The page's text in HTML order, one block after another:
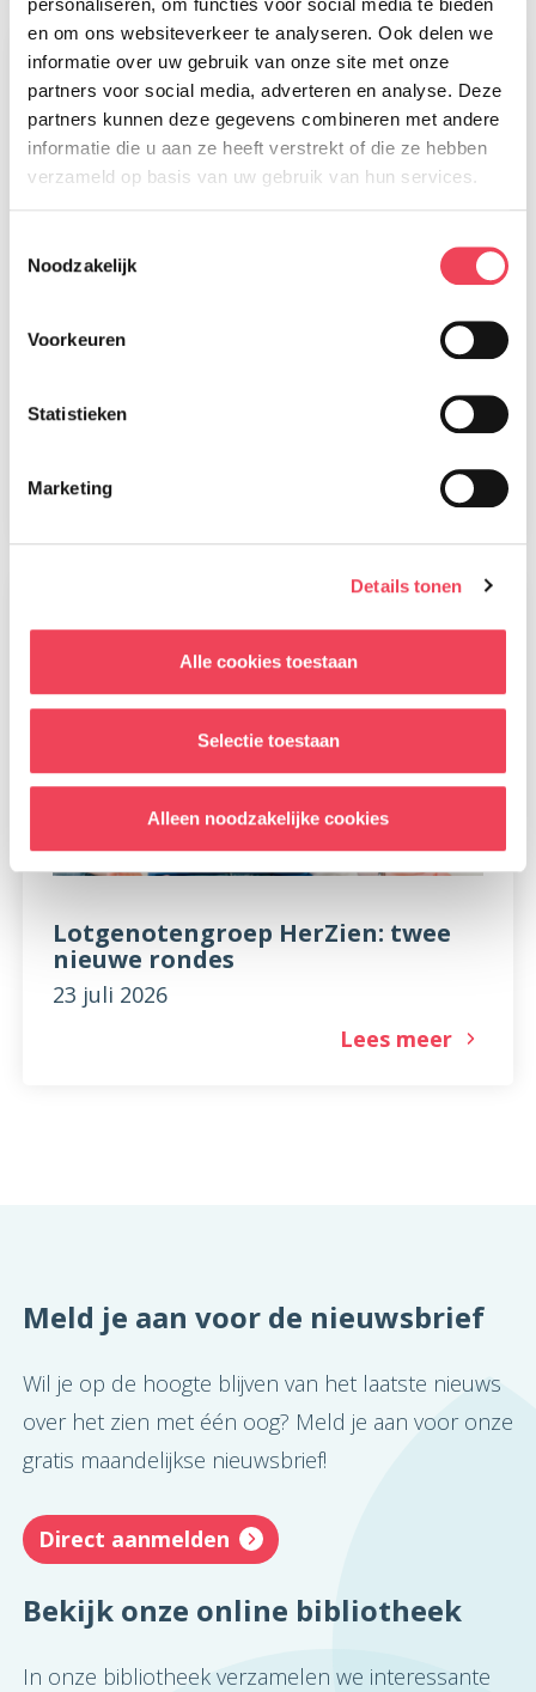
en om ons websiteverkeer te analyseren. Ook delen we
informatie over uw gebruik van onze site met onze
partners voor social media, adverteren en analyse. Deze
partners kunnen deze gegevens combineren met andere
informatie die u aan ze heeft verstrekt of die ze hebben
verzameld op basis van uw gebruik van hun services.
Noodzakelijk
Voorkeuren
Statistieken
Marketing
Details tonen
Alle cookies toestaan
Selectie toestaan
Alleen noodzakelijke cookies
Magazine nummer 91 is onderweg
naar onze leden
Lees meer
Lotgenotengroep HerZien: twee
nieuwe rondes
23 juli 2026
Lees meer
Meld je aan voor de nieuwsbrief
Wil je op de hoogte blijven van het laatste nieuws
over het zien met één oog? Meld je aan voor onze
gratis maandelijkse nieuwsbrief!
Direct aanmelden
Bekijk onze online bibliotheek
In onze bibliotheek verzamelen we interessante